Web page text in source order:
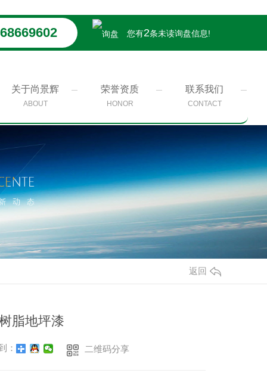
您有2条未读询盘信息!
关于尚景辉
ABOUT
荣誉资质
HONOR
联系我们
CONTACT
返回
脂地坪漆
： 二维码分享